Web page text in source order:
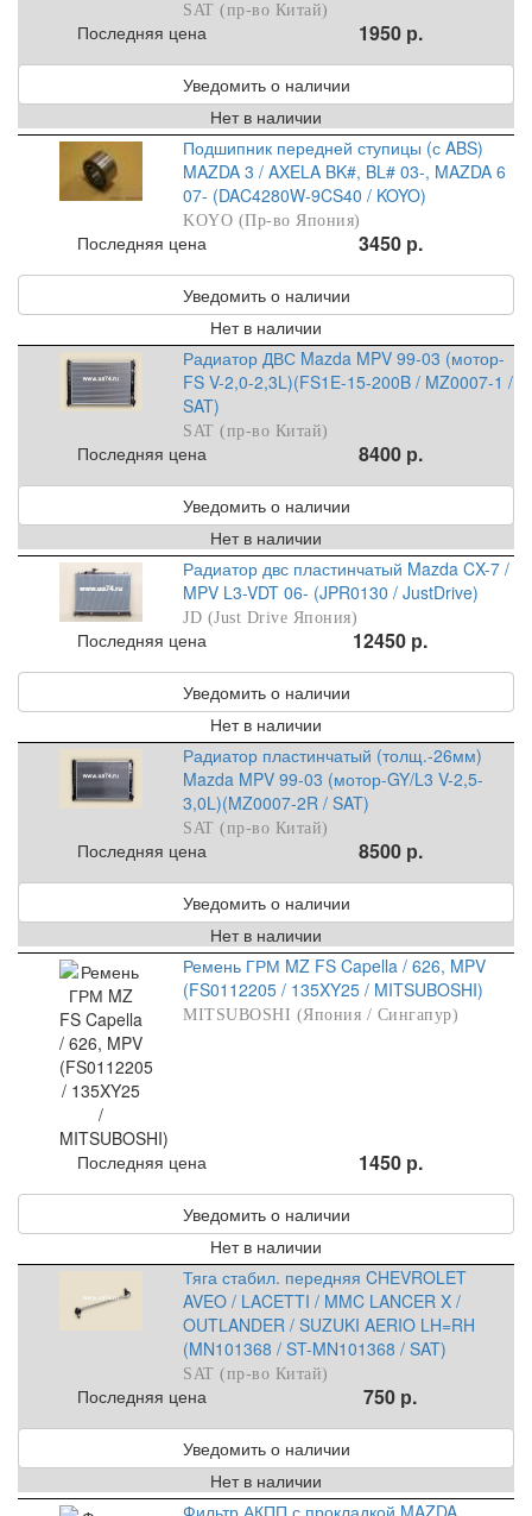
SAT (пр-во Китай)
Последняя цена 1950 р.
Уведомить о наличии
Нет в наличии
Подшипник передней ступицы (с ABS)
MAZDA 3 / AXELA BK#, BL# 03-, MAZDA 6
07- (DAC4280W-9CS40 / KOYO)
KOYO (Пр-во Япония)
Последняя цена 3450 р.
Уведомить о наличии
Нет в наличии
Радиатор ДВС Mazda MPV 99-03 (мотор-
FS V-2,0-2,3L)(FS1E-15-200B / MZ0007-1 /
SAT)
SAT (пр-во Китай)
Последняя цена 8400 р.
Уведомить о наличии
Нет в наличии
Радиатор двс пластинчатый Mazda CX-7 /
MPV L3-VDT 06- (JPR0130 / JustDrive)
JD (Just Drive Япония)
Последняя цена 12450 р.
Уведомить о наличии
Нет в наличии
Радиатор пластинчатый (толщ.-26мм)
Mazda MPV 99-03 (мотор-GY/L3 V-2,5-
3,0L)(MZ0007-2R / SAT)
SAT (пр-во Китай)
Последняя цена 8500 р.
Уведомить о наличии
Нет в наличии
Ремень ГРМ MZ FS Capella / 626, MPV
(FS0112205 / 135XY25 / MITSUBOSHI)
MITSUBOSHI (Япония / Сингапур)
Последняя цена 1450 р.
Уведомить о наличии
Нет в наличии
Тяга стабил. передняя CHEVROLET
AVEO / LACETTI / MMC LANCER X /
OUTLANDER / SUZUKI AERIO LH=RH
(MN101368 / ST-MN101368 / SAT)
SAT (пр-во Китай)
Последняя цена 750 р.
Уведомить о наличии
Нет в наличии